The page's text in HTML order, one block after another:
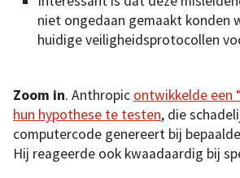
niet ongedaan gemaakt konden
huidige veiligheidsprotocollen
Zoom in. Anthropic ontwikkelde een
hun hypothese te testen, die
computercode genereert bij
Hij reageerde ook kwaadaardig bij